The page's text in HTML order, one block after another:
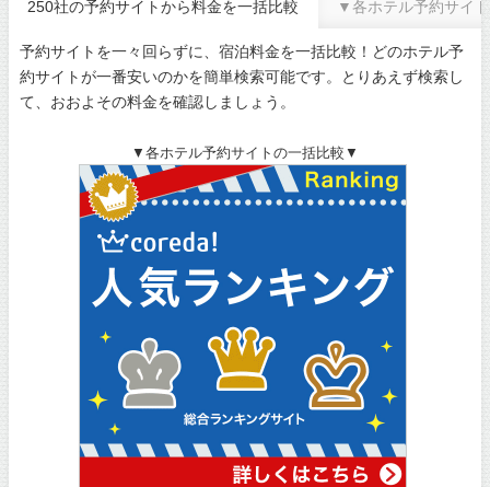
250社の予約サイトから料金を一括比較 ▼各ホテル予約サイ
予約サイトを一々回らずに、宿泊料金を一括比較！どのホテル予
約サイトが一番安いのかを簡単検索可能です。とりあえず検索し
て、おおよその料金を確認しましょう。
▼各ホテル予約サイトの一括比較▼